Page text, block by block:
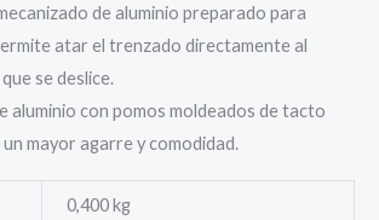
de aluminio preparado para
atar el trenzado directamente al
se deslice.
aluminio con pomos moldeados de tacto
mayor agarre y comodidad.
0,400 kg